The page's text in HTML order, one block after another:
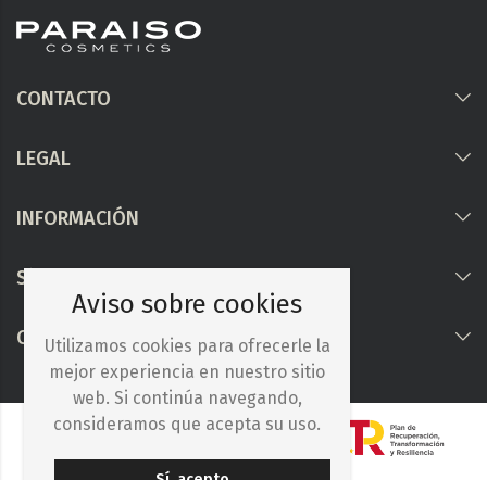
CONTACTO
LEGAL
INFORMACIÓN
Síguenos
COLABORAMOS CON
Aviso sobre cookies
Utilizamos cookies para ofrecerle la
mejor experiencia en nuestro sitio
web. Si continúa navegando,
consideramos que acepta su uso.